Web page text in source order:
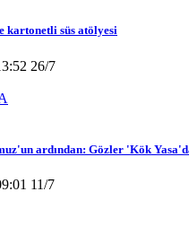
kartonetli süs atölyesi
26/7
ardından: Gözler 'Kök
11/7